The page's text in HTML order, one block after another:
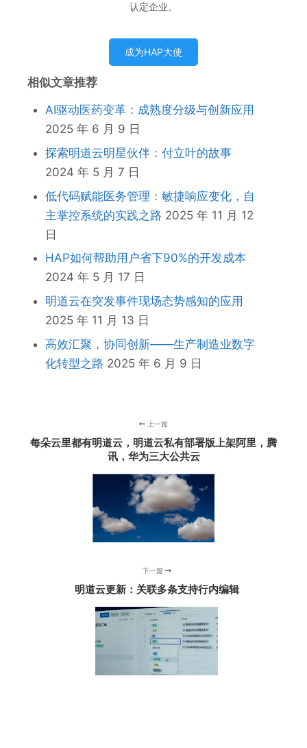
认定企业。
成为HAP大使
相似文章推荐
AI驱动医药变革：成熟度分级与创新应用
2025 年 6 月 9 日
探索明道云明星伙伴：付立叶的故事
2024 年 5 月 7 日
低代码赋能医务管理：敏捷响应变化，自
主掌控系统的实践之路 2025 年 11 月 12
日
HAP如何帮助用户省下90%的开发成本
2024 年 5 月 17 日
明道云在突发事件现场态势感知的应用
2025 年 11 月 13 日
高效汇聚，协同创新——生产制造业数字
化转型之路 2025 年 6 月 9 日
上一篇
每朵云里都有明道云，明道云私有部署版上架阿里，腾
讯，华为三大公共云
下一篇
明道云更新：关联多条支持行内编辑